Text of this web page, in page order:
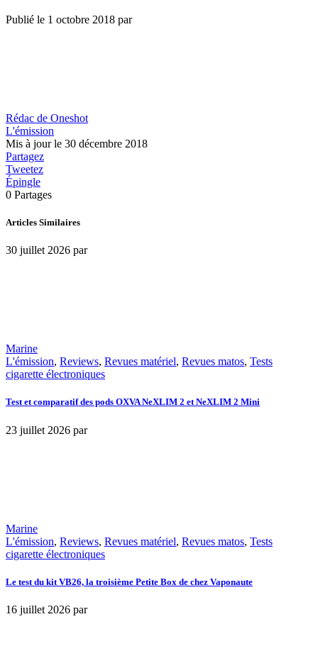
Publié le 1 octobre 2018 par
Rédac de Oneshot
L'émission
Mis à jour le 30 décembre 2018
Partagez
Tweetez
Épingle
0 Partages
Articles Similaires
30 juillet 2026 par
Marine
L'émission, Reviews, Revues matériel, Revues matos, Tests
cigarette électroniques
Test et comparatif des pods OXVA NeXLIM 2 et NeXLIM 2 Mini
23 juillet 2026 par
Marine
L'émission, Reviews, Revues matériel, Revues matos, Tests
cigarette électroniques
Le test du kit VB26, la troisième Petite Box de chez Vaponaute
16 juillet 2026 par